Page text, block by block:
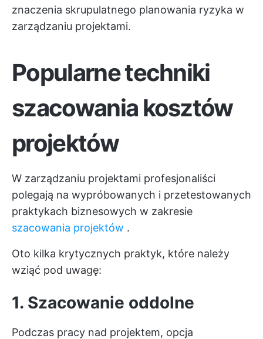
znaczenia skrupulatnego planowania ryzyka w
zarządzaniu projektami.
Popularne techniki
szacowania kosztów
projektów
W zarządzaniu projektami profesjonaliści
polegają na wypróbowanych i przetestowanych
praktykach biznesowych w zakresie
szacowania projektów .
Oto kilka krytycznych praktyk, które należy
wziąć pod uwagę:
1. Szacowanie oddolne
Podczas pracy nad projektem, opcja